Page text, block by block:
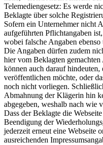
Telemediengesetz: Es werde
Beklagte über solche
Sofern ein Unternehmer nicht
aufgeführten Pflichtangaben
wobei falsche Angaben
Die Angaben dürfen zudem
hier vom Beklagten
können auch darauf
veröffentlichen möchte, oder
noch nicht vorliegen.
Abmahnung der Klägerin hin
abgegeben, weshalb nach wie
Dass der Beklagte die
Beendigung der
jederzeit erneut eine Webseite
ausreichenden